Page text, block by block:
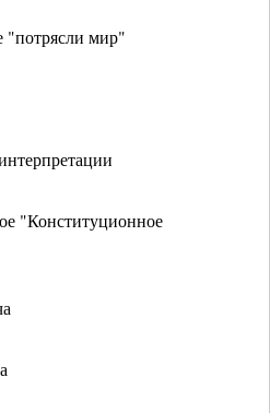
"потрясли мир"
"Конституционное